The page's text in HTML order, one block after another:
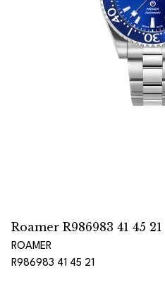
Roamer R986983 41 45 21
ROAMER
R986983 41 45 21